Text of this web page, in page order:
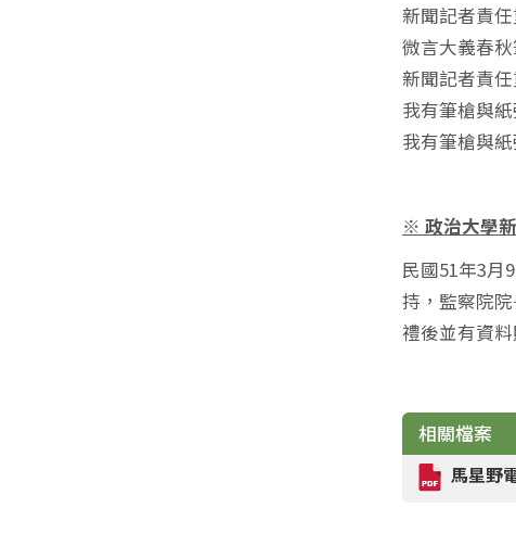
新聞記者責
微言大義春
新聞記者責
我有筆槍與
我有筆槍與
※ 政治大學
民國51年3月
持，監察院
禮後並有資
相關檔案
馬星野